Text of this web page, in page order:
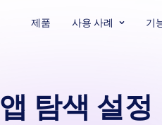
제품 사용 사례 기
앱 탐색 설정